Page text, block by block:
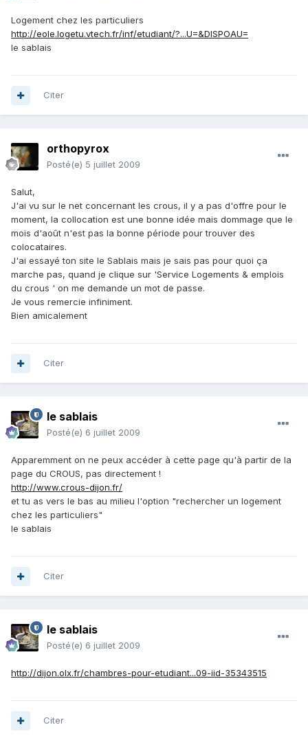
Logement chez les particuliers
http://eole.logetu.vtech.fr/inf/etudiant/?...U=&DISPOAU=
le sablais
Citer
orthopyrox
Posté(e) 5 juillet 2009
Salut,
J'ai vu sur le net concernant les crous, il y a pas d'offre pour le
moment, la collocation est une bonne idée mais dommage que le
mois d'août n'est pas la bonne période pour trouver des
colocataires.
J'ai essayé ton site le Sablais mais je sais pas pour quoi ça
marche pas, quand je clique sur 'Service Logements & emplois
du crous ' on me demande un mot de passe.
Je vous remercie infiniment.
Bien amicalement
Citer
le sablais
Posté(e) 6 juillet 2009
Apparemment on ne peux accéder à cette page qu'à partir de la
page du CROUS, pas directement !
http://www.crous-dijon.fr/
et tu as vers le bas au milieu l'option "rechercher un logement
chez les particuliers"
le sablais
Citer
le sablais
Posté(e) 6 juillet 2009
http://dijon.olx.fr/chambres-pour-etudiant...09-iid-35343515
Citer